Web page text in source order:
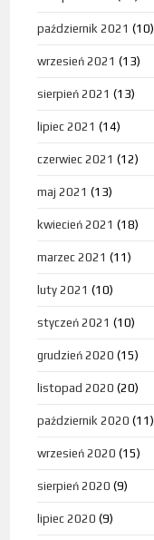
październik 2021 (10)
wrzesień 2021 (13)
sierpień 2021 (13)
lipiec 2021 (14)
czerwiec 2021 (12)
maj 2021 (13)
kwiecień 2021 (18)
marzec 2021 (11)
luty 2021 (10)
styczeń 2021 (10)
grudzień 2020 (15)
listopad 2020 (20)
październik 2020 (11)
wrzesień 2020 (15)
sierpień 2020 (9)
lipiec 2020 (9)